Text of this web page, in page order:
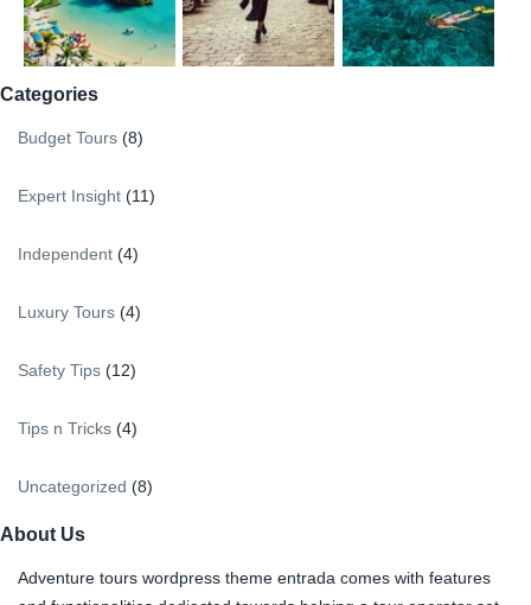
Categories
Budget Tours (8)
Expert Insight (11)
Independent (4)
Luxury Tours (4)
Safety Tips (12)
Tips n Tricks (4)
Uncategorized (8)
About Us
Adventure tours wordpress theme entrada comes with features